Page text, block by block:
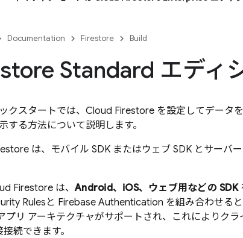
Documentation Firestore Build
Standard エディ
クスタートでは、 Cloud Firestore を設定してデータ
する方法について説明します。
は、モバイル SDK またはウェブ SDK とサーバ
Firestore は、Android、iOS、ウェブ用などの SDK
Rules と Firebase Authentication を組み合わせる
プリ アーキテクチャがサポートされ、これによりクラ
接続できます。